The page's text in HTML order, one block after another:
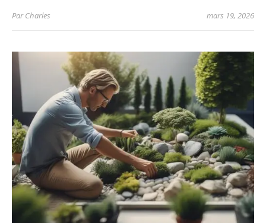
ParCharles mars 19, 2026